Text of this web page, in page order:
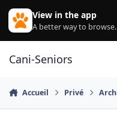
Aller au contenu
View in the app
A better way to browse.
Cani-Seniors
Accueil Privé